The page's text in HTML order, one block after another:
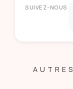
SUIVEZ-NOUS